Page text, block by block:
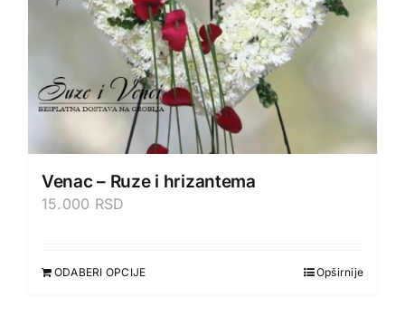
Venac – Ruze i hrizantema
15.000 RSD
ODABERI OPCIJE Opširnije